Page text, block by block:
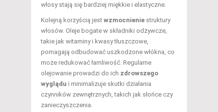
włosy stają się bardziej miękkie i elastyczne.
Kolejną korzyścią jest wzmocnienie struktury
włosów. Oleje bogate w składniki odżywcze,
takie jak witaminy i kwasy tłuszczowe,
pomagają odbudować uszkodzone włókna, co
może redukować łamliwość. Regularne
olejowanie prowadzi do ich zdrowszego
wyglądu i minimalizuje skutki działania
czynników zewnętrznych, takich jak słońce czy
zanieczyszczenia.